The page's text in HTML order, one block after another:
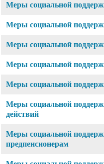
Меры социальной
Меры социальной
Меры социальной
Меры социальной
Меры социальной
Меры социальной
действий
Меры социальной
предпенсионерам